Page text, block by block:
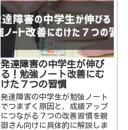
発達障害の中学生が伸び
る！勉強ノート改善にむ
けた７つの習慣
発達障害の中学生が勉強ノート
でつまずく原因と、成績アップ
につながる７つの改善習慣を親
御さん向けに具体的に解説しま